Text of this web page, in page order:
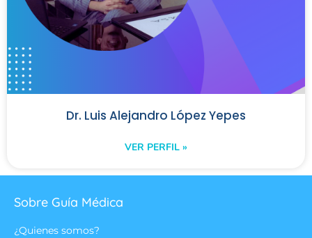
Dr. Luis Alejandro López Yepes
VER PERFIL »
Sobre Guía Médica
¿Quienes somos?